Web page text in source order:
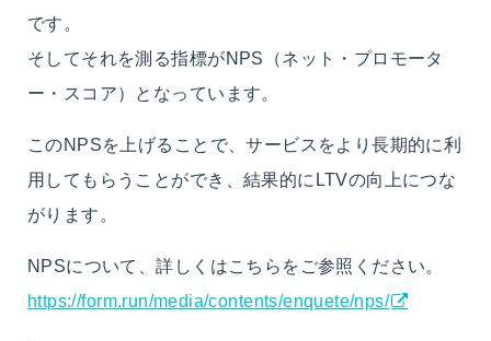
です。
そしてそれを測る指標がNPS（ネット・プロモータ
ー・スコア）となっています。
このNPSを上げることで、サービスをより長期的に利
用してもらうことができ、結果的にLTVの向上につな
がります。
NPSについて、詳しくはこちらをご参照ください。
https://form.run/media/contents/enquete/nps/